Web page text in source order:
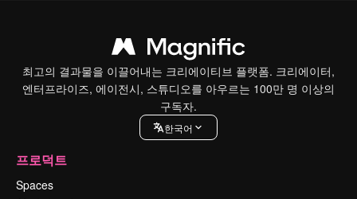
최고의 결과물을 이끌어내는 크리에이티브 플랫폼. 크리에이터,
엔터프라이즈, 에이전시, 스튜디오를 아우르는 100만 명 이상의
구독자.
한국어
프로덕트
Spaces